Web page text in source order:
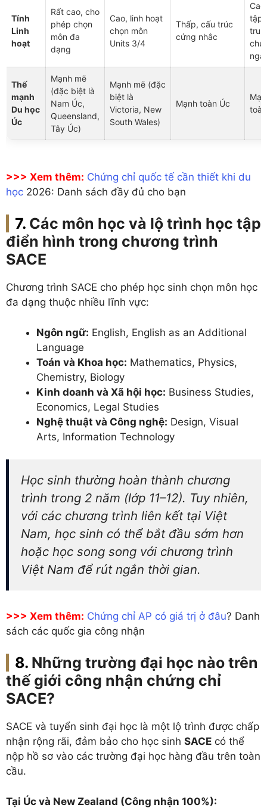
Tính
Linh
hoạt
Rất cao, cho
phép chọn
môn đa
dạng
Cao, linh hoạt
chọn môn
Units 3/4
Thấp, cấu trúc
cứng nhắc
Cao,
tập
Thế
mạnh
Du học
Úc
Mạnh mẽ
(đặc biệt là
Nam Úc,
Queensland,
Tây Úc)
Mạnh mẽ (đặc
biệt là
Victoria, New
South Wales)
Mạnh toàn Úc
>>> Xem thêm: Chứng chỉ quốc tế cần thiết khi du
học 2026: Danh sách đầy đủ cho bạn
Các môn học và lộ trình học tập
điển hình trong chương trình
SACE
Chương trình SACE cho phép học sinh chọn môn học
đa dạng thuộc nhiều lĩnh vực:
Ngôn ngữ: English, English as an Additional
Language
Toán và Khoa học: Mathematics, Physics,
Chemistry, Biology
Kinh doanh và Xã hội học: Business Studies,
Economics, Legal Studies
Nghệ thuật và Công nghệ: Design, Visual
Arts, Information Technology
Học sinh thường hoàn thành chương
trình trong 2 năm (lớp 11–12). Tuy nhiên,
với các chương trình liên kết tại Việt
Nam, học sinh có thể bắt đầu sớm hơn
hoặc học song song với chương trình
Việt Nam để rút ngắn thời gian.
>>> Xem thêm: Chứng chỉ AP có giá trị ở đâu? Danh
sách các quốc gia công nhận
Những trường đại học nào trên
thế giới công nhận chứng chỉ
SACE?
SACE và tuyển sinh đại học là một lộ trình được chấp
nhận rộng rãi, đảm bảo cho học sinh SACE có thể
nộp hồ sơ vào các trường đại học hàng đầu trên toàn
cầu.
Tại Úc và New Zealand (Công nhận 100%):